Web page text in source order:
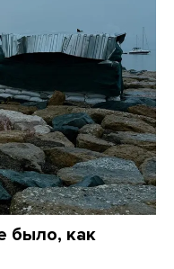
было, как